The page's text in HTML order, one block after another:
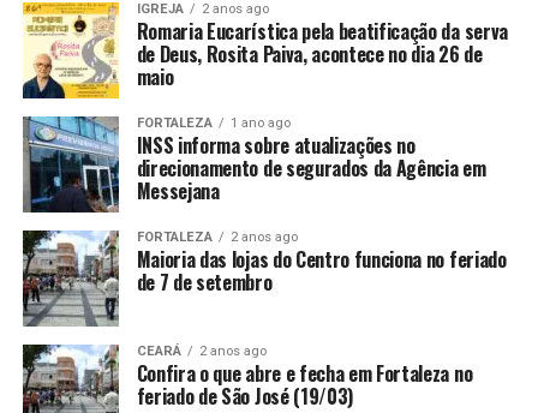
IGREJA 2 anos ago
Romaria Eucarística pela beatificação da serva
de Deus, Rosita Paiva, acontece no dia 26 de
maio
FORTALEZA 1 ano ago
INSS informa sobre atualizações no
direcionamento de segurados da Agência em
Messejana
FORTALEZA 2 anos ago
Maioria das lojas do Centro funciona no feriado
de 7 de setembro
CEARÁ 2 anos ago
Confira o que abre e fecha em Fortaleza no
feriado de São José (19/03)